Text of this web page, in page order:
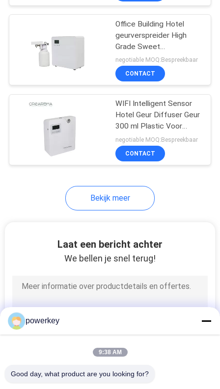
op batterijen
geurverspreider met
groot oppervlak
de verspreider van
elektrische
aromaverspreider
Office Building Hotel
geurverspreider High
Grade Sweet
Atmosphere Machine
negotiable MOQ:Bespreekbaar
CONTACT
WIFI Intelligent Sensor
Hotel Geur Diffuser Geur
300 ml Plastic Voor
Aroma Marketing
negotiable MOQ:Bespreekbaar
CONTACT
Bekijk meer
Laat een bericht achter
We bellen je snel terug!
powerkey
9:38 AM
Good day, what product are you looking for?